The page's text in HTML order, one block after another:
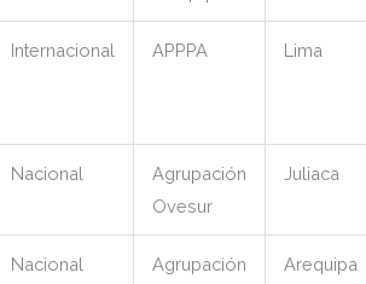
Internacional APPPA Lima
Nacional
Agrupación
Ovesur
Juliaca
Nacional
Agrupación
Arequipa